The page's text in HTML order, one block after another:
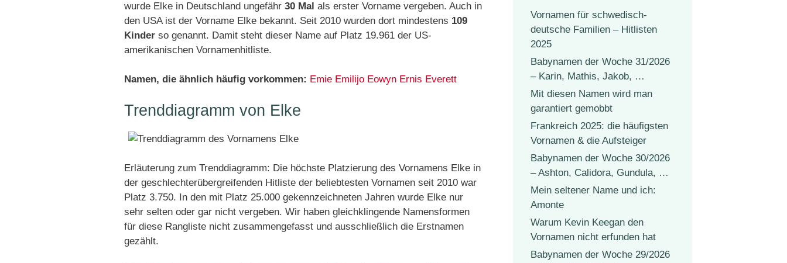
wurde Elke in Deutschland ungefähr 30 Mal als erster Vorname vergeben. Auch in
den USA ist der Vorname Elke bekannt. Seit 2010 wurden dort mindestens 109
Kinder so genannt. Damit steht dieser Name auf Platz 19.961 der US-
amerikanischen Vornamenhitliste.
Namen, die ähnlich häufig vorkommen: Emie Emilijo Eowyn Ernis Everett
Trenddiagramm von Elke
Erläuterung zum Trenddiagramm: Die höchste Platzierung des Vornamens Elke in
der geschlechterübergreifenden Hitliste der beliebtesten Vornamen seit 2010 war
Platz 3.750. In den mit Platz 25.000 gekennzeichneten Jahren wurde Elke nur
sehr selten oder gar nicht vergeben. Wir haben gleichklingende Namensformen
für diese Rangliste nicht zusammengefasst und ausschließlich die Erstnamen
gezählt.
Vornamen für schwedisch-
deutsche Familien – Hitlisten
2025
Babynamen der Woche 31/2026
– Karin, Mathis, Jakob, …
Mit diesen Namen wird man
garantiert gemobbt
Frankreich 2025: die häufigsten
Vornamen & die Aufsteiger
Babynamen der Woche 30/2026
– Ashton, Calidora, Gundula, …
Mein seltener Name und ich:
Amonte
Warum Kevin Keegan den
Vornamen nicht erfunden hat
Babynamen der Woche 29/2026